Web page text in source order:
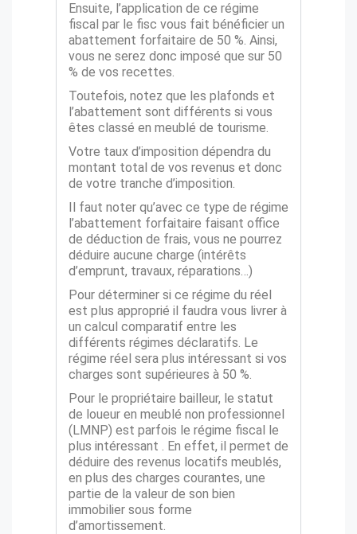
Ensuite, l’application de ce régime
fiscal par le fisc vous fait bénéficier un
abattement forfaitaire de 50 %. Ainsi,
vous ne serez donc imposé que sur 50
% de vos recettes.
Toutefois, notez que les plafonds et
l’abattement sont différents si vous
êtes classé en meublé de tourisme.
Votre taux d’imposition dépendra du
montant total de vos revenus et donc
de votre tranche d’imposition.
Il faut noter qu’avec ce type de régime
l’abattement forfaitaire faisant office
de déduction de frais, vous ne pourrez
déduire aucune charge (intérêts
d’emprunt, travaux, réparations…)
Pour déterminer si ce régime du réel
est plus approprié il faudra vous livrer à
un calcul comparatif entre les
différents régimes déclaratifs. Le
régime réel sera plus intéressant si vos
charges sont supérieures à 50 %.
Pour le propriétaire bailleur, le statut
de loueur en meublé non professionnel
(LMNP) est parfois le régime fiscal le
plus intéressant . En effet, il permet de
déduire des revenus locatifs meublés,
en plus des charges courantes, une
partie de la valeur de son bien
immobilier sous forme
d’amortissement.